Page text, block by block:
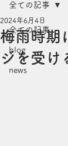
全ての記事
blog
news
全ての記事
梅雨時期
ジを受け
2024年6月4日